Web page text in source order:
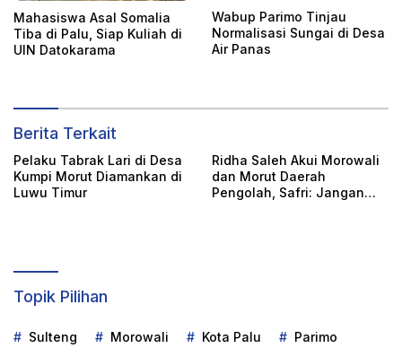
Mahasiswa Asal Somalia
Tiba di Palu, Siap Kuliah di
UIN Datokarama
Wabup Parimo Tinjau
Normalisasi Sungai di Desa
Air Panas
Berita Terkait
Pelaku Tabrak Lari di Desa
Kumpi Morut Diamankan di
Luwu Timur
Ridha Saleh Akui Morowali
dan Morut Daerah
Pengolah, Safri: Jangan
Topik Pilihan
Sulteng Morowali Kota Palu Parimo